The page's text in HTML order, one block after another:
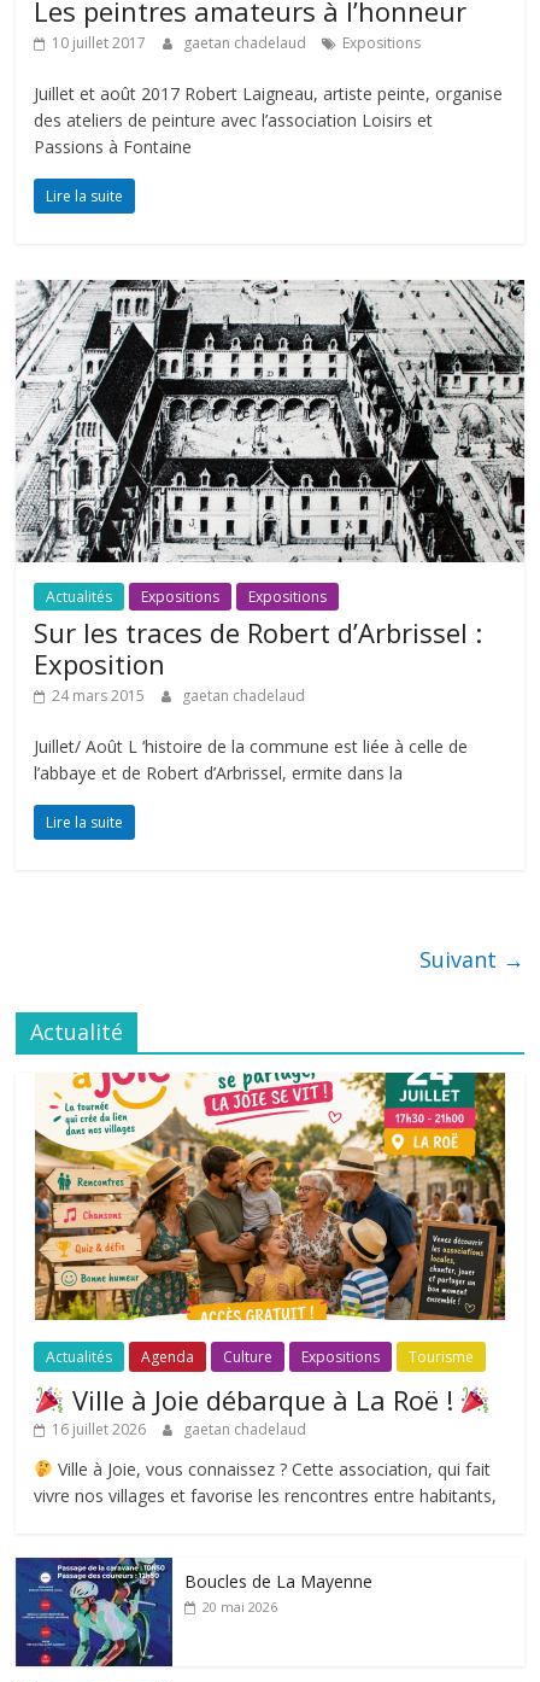
Les peintres amateurs à l’honneur
10 juillet 2017 gaetan chadelaud Expositions
Juillet et août 2017 Robert Laigneau, artiste peinte, organise
des ateliers de peinture avec l’association Loisirs et
Passions à Fontaine
Lire la suite
Actualités Expositions Expositions
Sur les traces de Robert d’Arbrissel :
Exposition
24 mars 2015 gaetan chadelaud
Juillet/ Août L ‘histoire de la commune est liée à celle de
l’abbaye et de Robert d’Arbrissel, ermite dans la
Lire la suite
Suivant →
Actualité
Actualités Agenda Culture Expositions Tourisme
Ville à Joie débarque à La Roë !
16 juillet 2026 gaetan chadelaud
Ville à Joie, vous connaissez ? Cette association, qui fait
vivre nos villages et favorise les rencontres entre habitants,
Boucles de La Mayenne
20 mai 2026